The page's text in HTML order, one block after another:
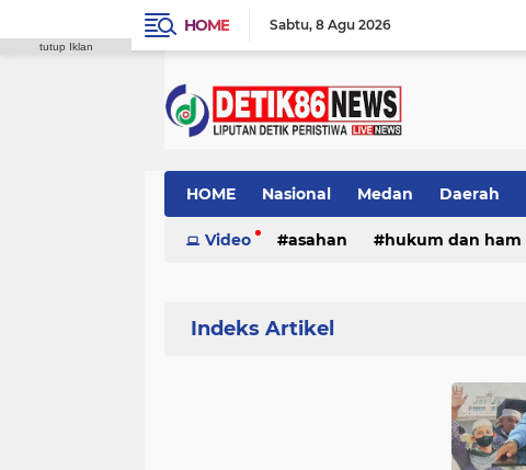
HOME Sabtu 8 Agu 2026
HOME Nasional Medan Daerah
Video asahan hukum dan ham
tutup Iklan